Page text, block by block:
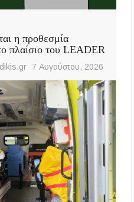
η προθεσμία
πλαίσιο του LEADER
7 Αυγούστου, 2026